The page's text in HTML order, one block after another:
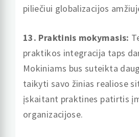
piliečiui globalizacijos
13. Praktinis mokymasis:
praktikos integracija taps
Mokiniams bus suteikta
taikyti savo žinias realiose
įskaitant praktines patirtis
organizacijose.